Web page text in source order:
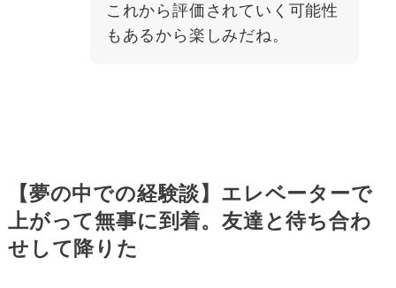
これから評価されていく可能性
もあるから楽しみだね。
【夢の中での経験談】エレベーターで
上がって無事に到着。友達と待ち合わ
せして降りた